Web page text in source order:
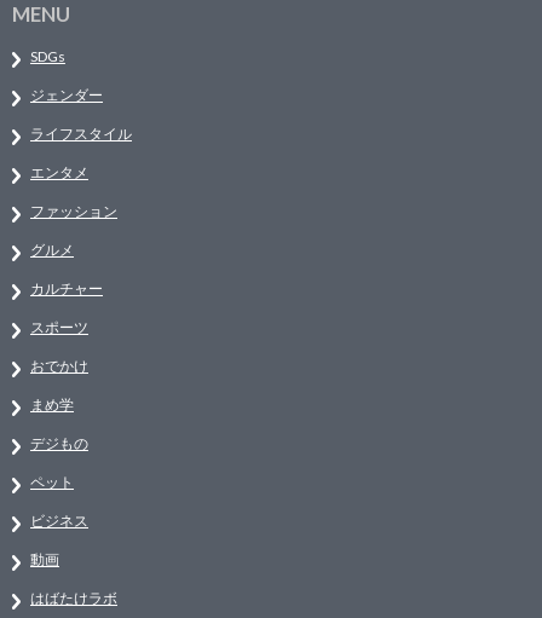
MENU
SDGs
ジェンダー
ライフスタイル
エンタメ
ファッション
グルメ
カルチャー
スポーツ
おでかけ
まめ学
デジもの
ペット
ビジネス
動画
はばたけラボ